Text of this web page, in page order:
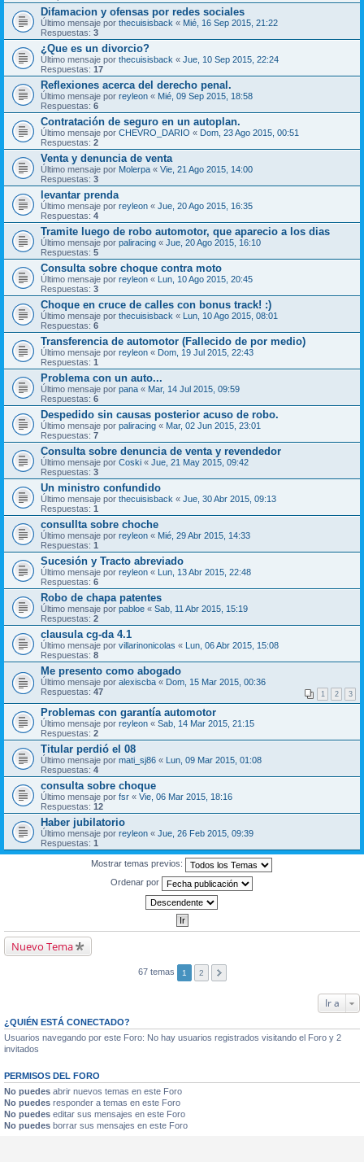
Difamacion y ofensas por redes sociales
Último mensaje por thecuisisback « Mié, 16 Sep 2015, 21:22
Respuestas: 3
¿Que es un divorcio?
Último mensaje por thecuisisback « Jue, 10 Sep 2015, 22:24
Respuestas: 17
Reflexiones acerca del derecho penal.
Último mensaje por reyleon « Mié, 09 Sep 2015, 18:58
Respuestas: 6
Contratación de seguro en un autoplan.
Último mensaje por CHEVRO_DARIO « Dom, 23 Ago 2015, 00:51
Respuestas: 2
Venta y denuncia de venta
Último mensaje por Molerpa « Vie, 21 Ago 2015, 14:00
Respuestas: 3
levantar prenda
Último mensaje por reyleon « Jue, 20 Ago 2015, 16:35
Respuestas: 4
Tramite luego de robo automotor, que aparecio a los dias
Último mensaje por paliracing « Jue, 20 Ago 2015, 16:10
Respuestas: 5
Consulta sobre choque contra moto
Último mensaje por reyleon « Lun, 10 Ago 2015, 20:45
Respuestas: 3
Choque en cruce de calles con bonus track! :)
Último mensaje por thecuisisback « Lun, 10 Ago 2015, 08:01
Respuestas: 6
Transferencia de automotor (Fallecido de por medio)
Último mensaje por reyleon « Dom, 19 Jul 2015, 22:43
Respuestas: 1
Problema con un auto...
Último mensaje por pana « Mar, 14 Jul 2015, 09:59
Respuestas: 6
Despedido sin causas posterior acuso de robo.
Último mensaje por paliracing « Mar, 02 Jun 2015, 23:01
Respuestas: 7
Consulta sobre denuncia de venta y revendedor
Último mensaje por Coski « Jue, 21 May 2015, 09:42
Respuestas: 3
Un ministro confundido
Último mensaje por thecuisisback « Jue, 30 Abr 2015, 09:13
Respuestas: 1
consullta sobre choche
Último mensaje por reyleon « Mié, 29 Abr 2015, 14:33
Respuestas: 1
Sucesión y Tracto abreviado
Último mensaje por reyleon « Lun, 13 Abr 2015, 22:48
Respuestas: 6
Robo de chapa patentes
Último mensaje por pabloe « Sab, 11 Abr 2015, 15:19
Respuestas: 2
clausula cg-da 4.1
Último mensaje por villarinonicolas « Lun, 06 Abr 2015, 15:08
Respuestas: 8
Me presento como abogado
Último mensaje por alexiscba « Dom, 15 Mar 2015, 00:36
Respuestas: 47 1 2 3
Problemas con garantía automotor
Último mensaje por reyleon « Sab, 14 Mar 2015, 21:15
Respuestas: 2
Titular perdió el 08
Último mensaje por mati_sj86 « Lun, 09 Mar 2015, 01:08
Respuestas: 4
consulta sobre choque
Último mensaje por fsr « Vie, 06 Mar 2015, 18:16
Respuestas: 12
Haber jubilatorio
Último mensaje por reyleon « Jue, 26 Feb 2015, 09:39
Respuestas: 1
Mostrar temas previos:
Ordenar por
Nuevo Tema
67 temas 1 2
Ir a
¿QUIÉN ESTÁ CONECTADO?
Usuarios navegando por este Foro: No hay usuarios registrados visitando el Foro y 2
invitados
PERMISOS DEL FORO
No puedes abrir nuevos temas en este Foro
No puedes responder a temas en este Foro
No puedes editar sus mensajes en este Foro
No puedes borrar sus mensajes en este Foro